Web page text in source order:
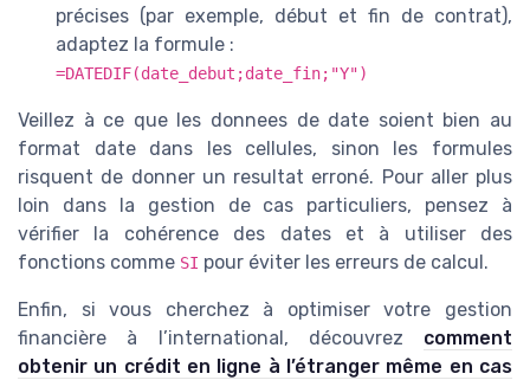
précises (par exemple, début et fin de contrat),
adaptez la formule :
=DATEDIF(date_debut;date_fin;"Y")
Veillez à ce que les donnees de date soient bien au
format date dans les cellules, sinon les formules
risquent de donner un resultat erroné. Pour aller plus
loin dans la gestion de cas particuliers, pensez à
vérifier la cohérence des dates et à utiliser des
fonctions comme SI pour éviter les erreurs de calcul.
Enfin, si vous cherchez à optimiser votre gestion
financière à l’international, découvrez comment
obtenir un crédit en ligne à l’étranger même en cas